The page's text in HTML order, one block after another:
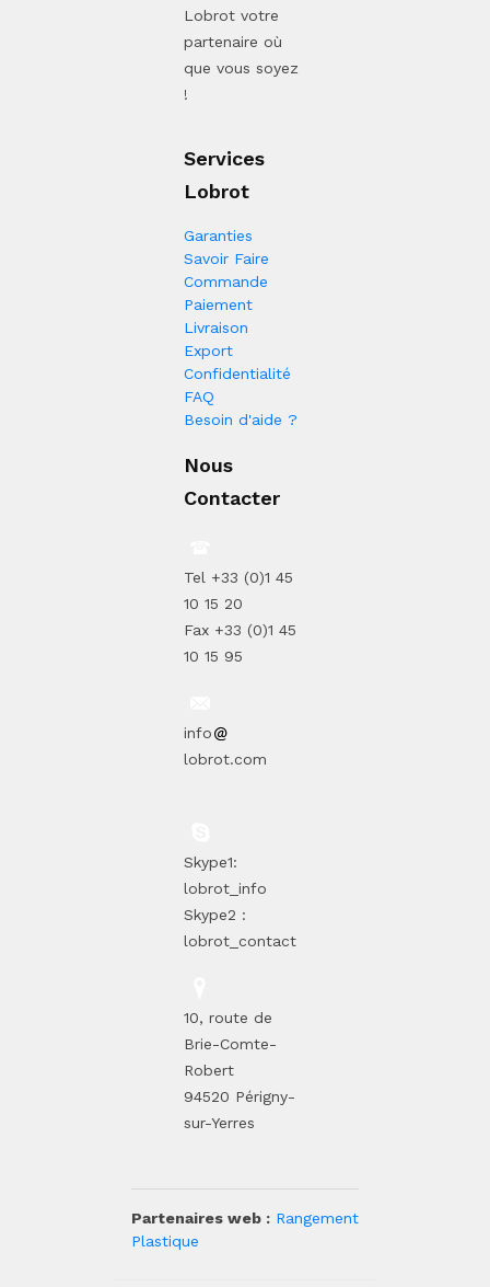
Lobrot votre
partenaire où
que vous soyez
!
Services
Lobrot
Garanties
Savoir Faire
Commande
Paiement
Livraison
Export
Confidentialité
FAQ
Besoin d'aide ?
Nous
Contacter
Tel +33 (0)1 45
10 15 20
Fax +33 (0)1 45
10 15 95
info
lobrot.com
Skype1:
lobrot_info
Skype2 :
lobrot_contact
10, route de
Brie-Comte-
Robert
94520 Périgny-
sur-Yerres
Partenaires web : Rangement
Plastique